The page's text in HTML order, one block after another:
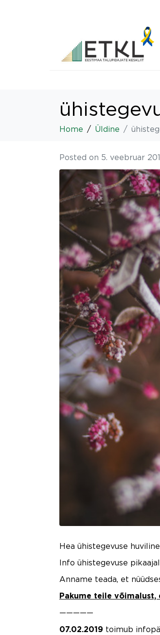
Home Üldine
Posted on 5. veebruar
Hea ühistegevuse
Info ühistegevuse
Anname teada, et
Pakume teile
—————
07.02.2019 toimub